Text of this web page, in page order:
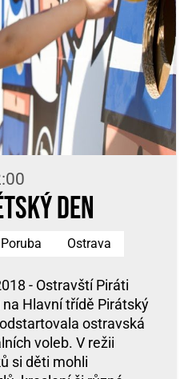
den
Ostrava
- Ostravští Piráti
Hlavní třídě Pirátský
ostravská
voleb. V režii
si děti mohli